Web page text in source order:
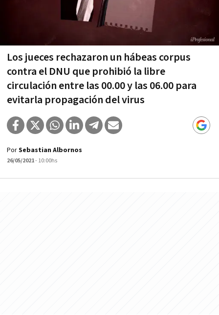
Los jueces rechazaron un hábeas corpus
contra el DNU que prohibió la libre
circulación entre las 00.00 y las 06.00 para
evitarla propagación del virus
PorSebastian Albornos
26/05/2021- 10:00hs